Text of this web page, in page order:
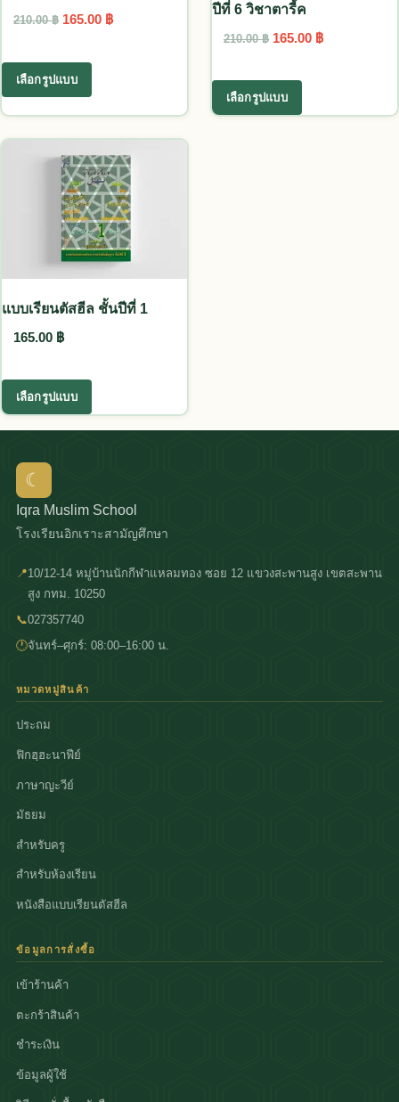
210.00฿ Original price was: 210.00 ฿.
165.00 ฿Current price is: 165.00 ฿.
เลือกรูปแบบ
This product has multiple variants. The options
ปีที่ 6 วิชาตารี้ค
210.00฿ Original price was:
165.00 ฿Current
เลือกรูปแบบ
This product
แบบเรียนตัสฮีล ชั้นปีที่ 1
165.00 ฿
เลือกรูปแบบ
This product has multiple variants. The options
☾
Iqra Muslim School
โรงเรียนอิกเราะสามัญศึกษา
📍10/12-14 หมู่บ้านนักกีฬาแหลมทอง ซอย 12 แขวงสะพานสูง เขตสะพาน
สูง กทม. 10250
📞027357740
🕐จันทร์–ศุกร์: 08:00–16:00 น.
หมวดหมู่สินค้า
ประถม
ฟิกฮฺฮะนาฟีย์
ภาษาญะวีย์
มัธยม
สำหรับครู
สำหรับห้องเรียน
หนังสือแบบเรียนตัสฮีล
ข้อมูลการสั่งซื้อ
เข้าร้านค้า
ตะกร้าสินค้า
ชำระเงิน
ข้อมูลผู้ใช้